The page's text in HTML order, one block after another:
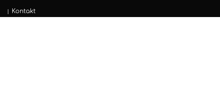
| Kontakt